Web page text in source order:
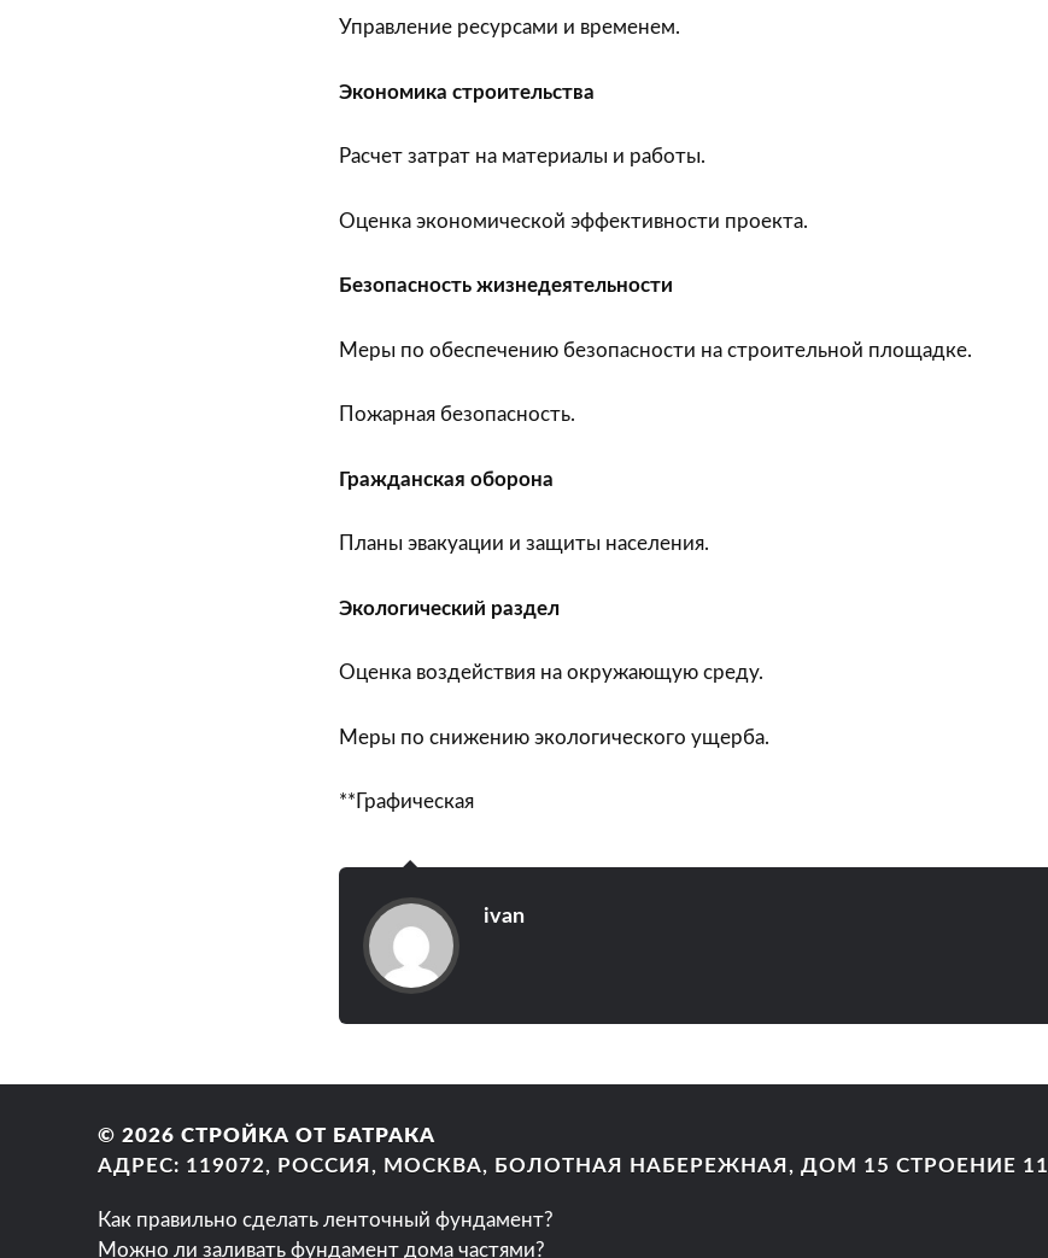
Управление ресурсами и временем.
Экономика строительства
Расчет затрат на материалы и работы.
Оценка экономической эффективности проекта.
Безопасность жизнедеятельности
Меры по обеспечению безопасности на строительной площадке.
Пожарная безопасность.
Гражданская оборона
Планы эвакуации и защиты населения.
Экологический раздел
Оценка воздействия на окружающую среду.
Меры по снижению экологического ущерба.
**Графическая
ivan
© 2026 СТРОЙКА ОТ БАТРАКА
АДРЕС: 119072, РОССИЯ, МОСКВА, БОЛОТНАЯ НАБЕРЕЖНАЯ, ДОМ 15 СТРОЕНИЕ 11
Как правильно сделать ленточный фундамент?
Можно ли заливать фундамент дома частями?